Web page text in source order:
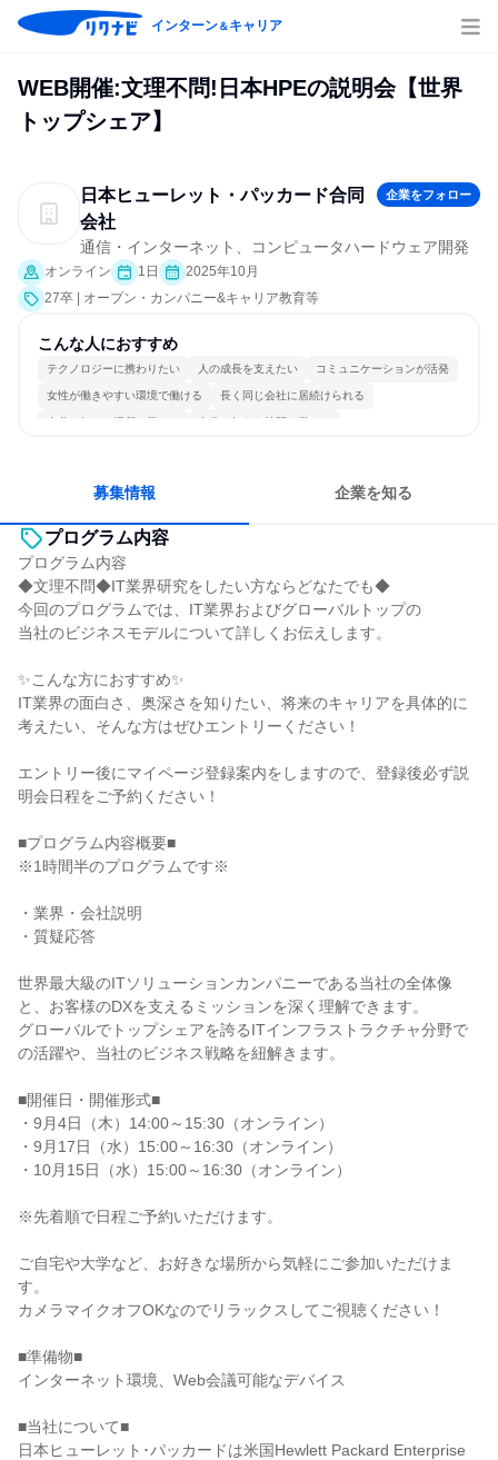
インターン＆キャリア
WEB開催:文理不問!日本HPEの説明会【世界
トップシェア】
日本ヒューレット・パッカード合同
会社
企業をフォロー
通信・インターネット、コンピュータハードウェア開発
オンライン 1日
2025年10月
27卒 | オープン・カンパニー&キャリア教育等
こんな人におすすめ
テクノロジーに携わりたい 人の成長を支えたい コミュニケーションが活発
女性が働きやすい環境で働ける 長く同じ会社に居続けられる
自分の好きな場所で働ける 自分の好きな時間で働ける
募集情報 企業を知る
プログラム内容
プログラム内容
◆文理不問◆IT業界研究をしたい方ならどなたでも◆
今回のプログラムでは、IT業界およびグローバルトップの
当社のビジネスモデルについて詳しくお伝えします。
✨こんな方におすすめ✨
IT業界の面白さ、奥深さを知りたい、将来のキャリアを具体的に
考えたい、そんな方はぜひエントリーください！
エントリー後にマイページ登録案内をしますので、登録後必ず説
明会日程をご予約ください！
■プログラム内容概要■
※1時間半のプログラムです※
・業界・会社説明
・質疑応答
世界最大級のITソリューションカンパニーである当社の全体像
と、お客様のDXを支えるミッションを深く理解できます。
グローバルでトップシェアを誇るITインフラストラクチャ分野で
の活躍や、当社のビジネス戦略を紐解きます。
■開催日・開催形式■
・9月4日（木）14:00～15:30（オンライン）
・9月17日（水）15:00～16:30（オンライン）
・10月15日（水）15:00～16:30（オンライン）
※先着順で日程ご予約いただけます。
ご自宅や大学など、お好きな場所から気軽にご参加いただけま
す。
カメラマイクオフOKなのでリラックスしてご視聴ください！
■準備物■
インターネット環境、Web会議可能なデバイス
■当社について■
日本ヒューレット･パッカードは米国Hewlett Packard Enterprise